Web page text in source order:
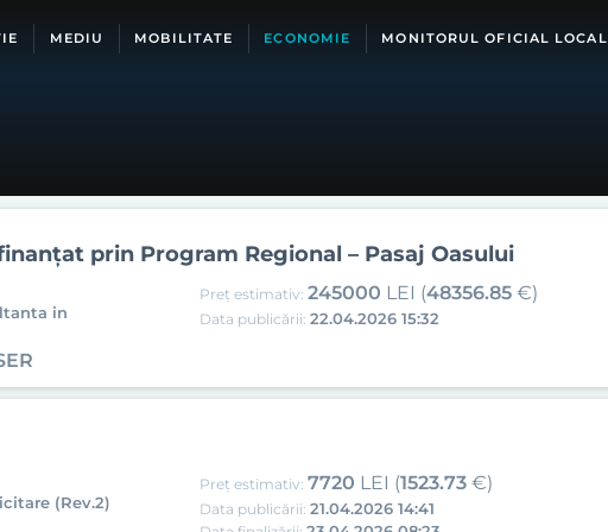
MEDIU MOBILITATE ECONOMIE MONITORUL OFICIAL LOCAL
prin Program Regional – Pasaj Oasului
in
Preț estimativ:245000 LEI (48356.85 €)
Data publicării:22.04.2026 15:32
(Rev.2)
Preț estimativ:7720 LEI (1523.73 €)
Data publicării:21.04.2026 14:41